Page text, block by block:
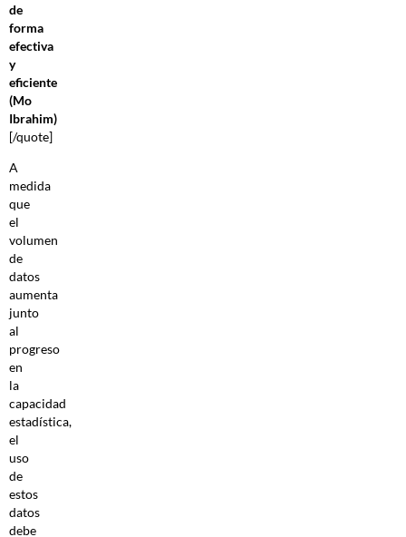
de
forma
efectiva
y
eficiente
(Mo
Ibrahim)
[/quote]
A
medida
que
el
volumen
de
datos
aumenta
junto
al
progreso
en
la
capacidad
estadística,
el
uso
de
estos
datos
debe